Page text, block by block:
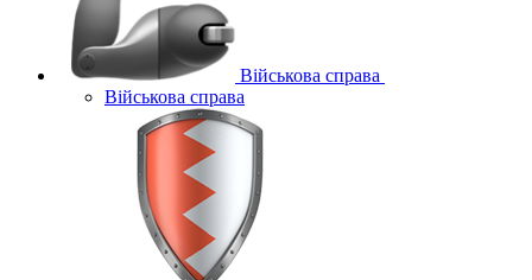
Військова справа
Військова справа